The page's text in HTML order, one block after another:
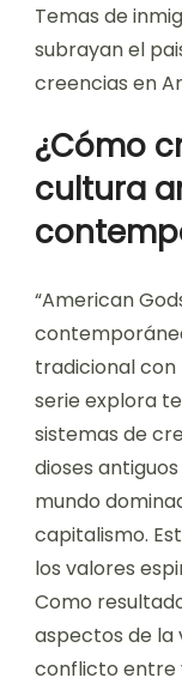
Temas de
subrayan el
creencias en
¿Cómo
cultura
“American
tradicional con
serie explora
sistemas de
dioses
mundo
capitalismo.
los valores
Como
aspectos de la
conflicto entre